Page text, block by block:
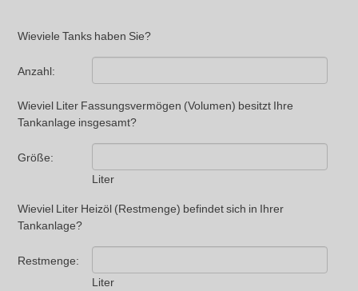
Wieviele Tanks haben Sie?
Anzahl:
Wieviel Liter Fassungsvermögen (Volumen) besitzt Ihre
Tankanlage insgesamt?
Größe:
Liter
Wieviel Liter Heizöl (Restmenge) befindet sich in Ihrer
Tankanlage?
Restmenge:
Liter